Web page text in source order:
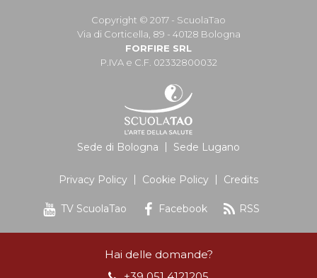
Copyright © 2017 - ScuolaTao
Via di Corticella, 89 - 40128 Bologna
FORFIRE SRL
P.IVA e C.F. 02332800032
Sede di Bologna Sede Lugano
Privacy Policy Cookie Policy Credits
TV ScuolaTao Facebook RSS
Hai delle domande?